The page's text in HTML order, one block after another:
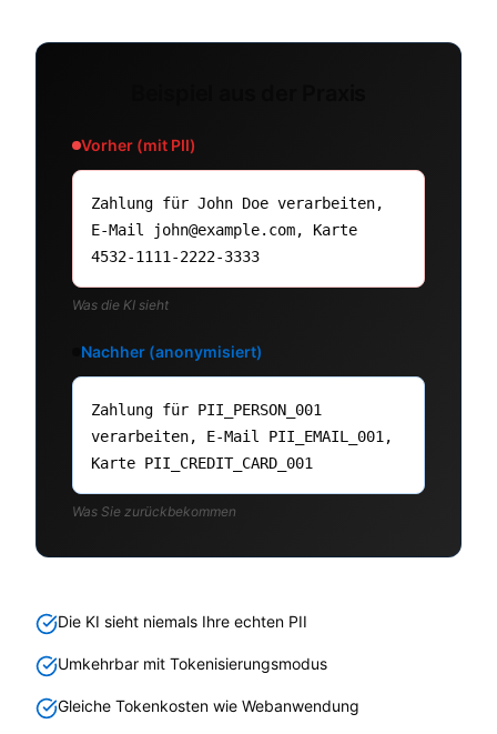
Vorher (mit PII)
Zahlung für John Doe verarbeiten,
E-Mail john@example.com, Karte
4532-1111-2222-3333
Was die KI sieht
Nachher (anonymisiert)
Zahlung für PII_PERSON_001
verarbeiten, E-Mail PII_EMAIL_001,
Karte PII_CREDIT_CARD_001
Was Sie zurückbekommen
Die KI sieht niemals Ihre echten PII
Umkehrbar mit Tokenisierungsmodus
Gleiche Tokenkosten wie Webanwendung